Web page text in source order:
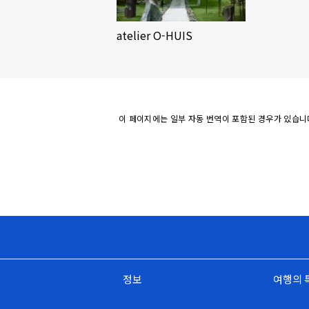
atelier O-HUIS
이 페이지에는 일부 자동 번역이 포함된 경우가 있습
정보 여행의